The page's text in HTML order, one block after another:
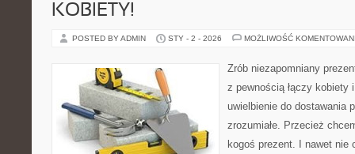
KOBIETY!
POSTED BY ADMIN STY - 2 - 2026 MOŻLIWOŚĆ
Zrób niezapomniany
z pewnością łączy kobiety
uwielbienie do dostawania
zrozumiałe. Przecież
kogoś prezent. I nawet nie